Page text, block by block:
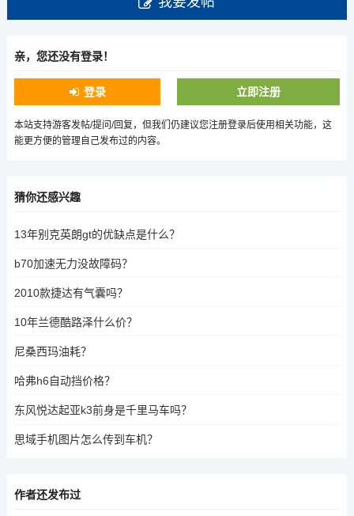
亲，您还没有登录！
登录 立即注册
本站支持游客发帖/提问/回复，但我们仍建议您注册登录后使用相关功能，这
能更方便的管理自己发布过的内容。
猜你还感兴趣
13年别克英朗gt的优缺点是什么？
b70加速无力没故障码？
2010款捷达有气囊吗？
10年兰德酷路泽什么价？
尼桑西玛油耗？
哈弗h6自动挡价格？
东风悦达起亚k3前身是千里马车吗？
思域手机图片怎么传到车机？
作者还发布过